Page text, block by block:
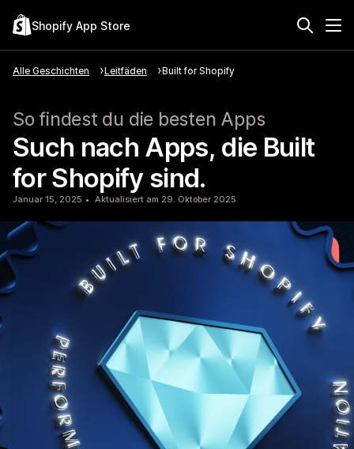
Shopify App Store
Alle Geschichten Leitfäden Built for Shopify
So findest du die besten Apps
Such nach Apps, die Built
for Shopify sind.
Januar 15, 2025 Aktualisiert am 29. Oktober 2025